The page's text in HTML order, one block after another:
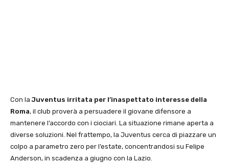
Con la Juventus irritata per l’inaspettato interesse della
Roma, il club proverà a persuadere il giovane difensore a
mantenere l’accordo con i ciociari. La situazione rimane aperta a
diverse soluzioni. Nel frattempo, la Juventus cerca di piazzare un
colpo a parametro zero per l’estate, concentrandosi su Felipe
Anderson, in scadenza a giugno con la Lazio.